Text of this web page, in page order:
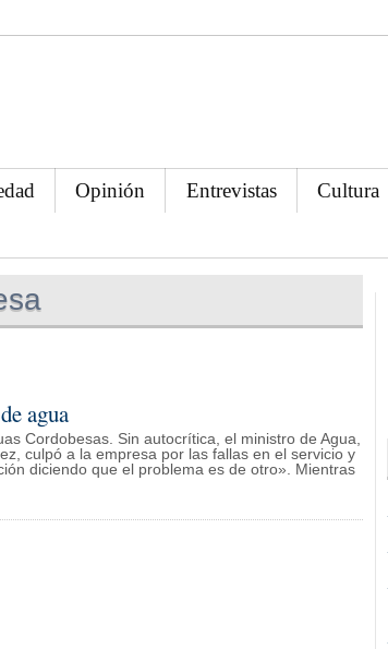
Opinión Entrevistas Cultura
agua
Cordobesas. Sin autocrítica, el ministro de Agua,
culpó a la empresa por las fallas en el servicio y
diciendo que el problema es de otro». Mientras